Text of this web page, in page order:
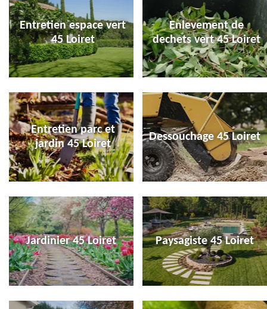
Entretien espace vert
45 Loiret
Enlevement de
dechets vert 45 Loiret
Entretien parc et
jardin 45 Loiret
Dessouchage 45 Loiret
Jardinier 45 Loiret Paysagiste 45 Loiret